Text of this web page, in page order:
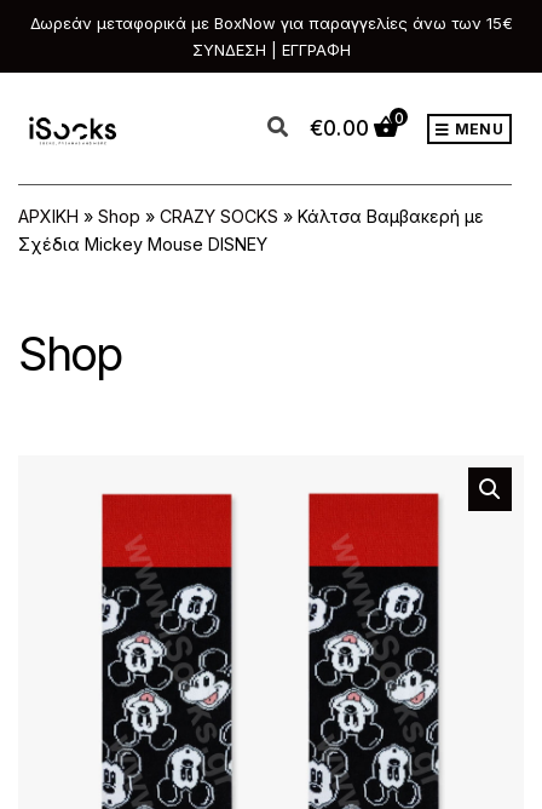
Δωρεάν μεταφορικά με BoxNow για παραγγελίες άνω των 15€
ΣΥΝΔΕΣΗ | ΕΓΓΡΑΦΗ
€0.00 0
MENU
ΑΡΧΙΚΗ » Shop » CRAZY SOCKS » Κάλτσα Βαμβακερή με
Σχέδια Mickey Mouse DISNEY
Shop